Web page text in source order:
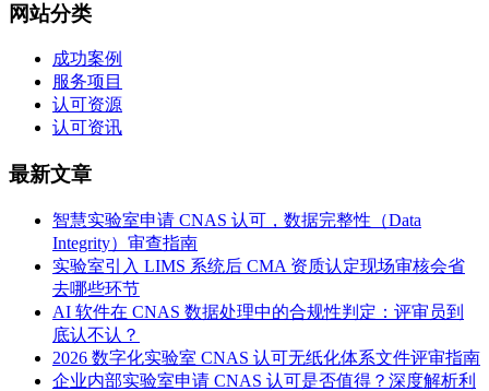
网站分类
成功案例
服务项目
认可资源
认可资讯
最新文章
智慧实验室申请 CNAS 认可，数据完整性（Data
Integrity）审查指南
实验室引入 LIMS 系统后 CMA 资质认定现场审核会省
去哪些环节
AI 软件在 CNAS 数据处理中的合规性判定：评审员到
底认不认？
2026 数字化实验室 CNAS 认可无纸化体系文件评审指南
企业内部实验室申请 CNAS 认可是否值得？深度解析利